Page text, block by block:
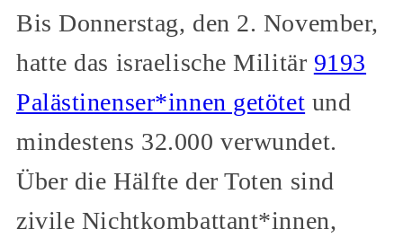
Bis Donnerstag, den 2. November,
hatte das israelische Militär 9193
Palästinenser*innen getötet und
mindestens 32.000 verwundet.
Über die Hälfte der Toten sind
zivile Nichtkombattant*innen,